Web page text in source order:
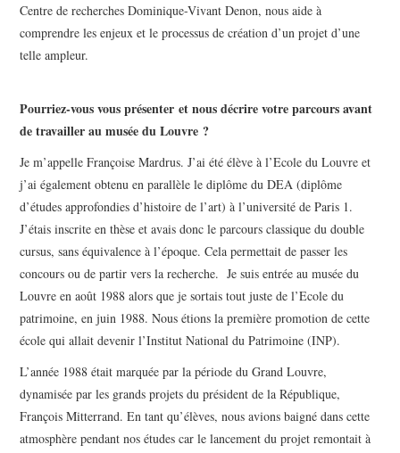
Centre de recherches Dominique-Vivant Denon, nous aide à
comprendre les enjeux et le processus de création d’un projet d’une
telle ampleur.
Pourriez-vous vous présenter et nous décrire votre parcours avant
de travailler au musée du Louvre ?
Je m’appelle Françoise Mardrus. J’ai été élève à l’Ecole du Louvre et
j’ai également obtenu en parallèle le diplôme du DEA (diplôme
d’études approfondies d’histoire de l’art) à l’université de Paris 1.
J’étais inscrite en thèse et avais donc le parcours classique du double
cursus, sans équivalence à l’époque. Cela permettait de passer les
concours ou de partir vers la recherche. Je suis entrée au musée du
Louvre en août 1988 alors que je sortais tout juste de l’Ecole du
patrimoine, en juin 1988. Nous étions la première promotion de cette
école qui allait devenir l’Institut National du Patrimoine (INP).
L’année 1988 était marquée par la période du Grand Louvre,
dynamisée par les grands projets du président de la République,
François Mitterrand. En tant qu’élèves, nous avions baigné dans cette
atmosphère pendant nos études car le lancement du projet remontait à